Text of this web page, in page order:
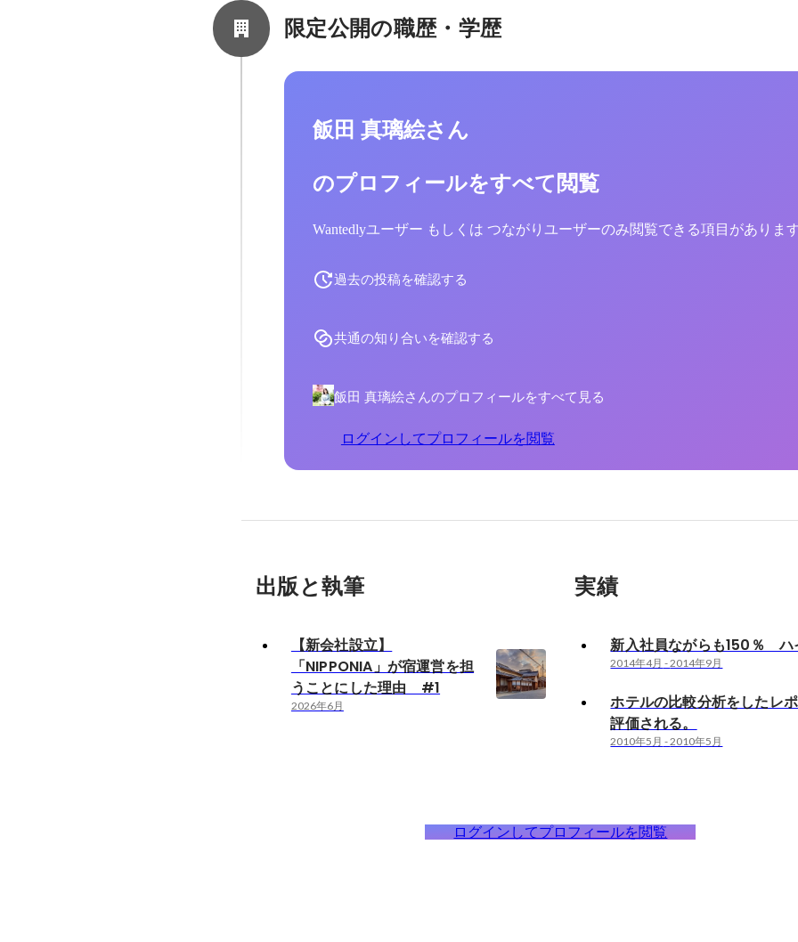
限定公開の職歴・学歴
飯田 真璃絵さん
のプロフィールをすべて閲覧
Wantedlyユーザー もしくは つながりユーザーのみ閲覧できる項目がありま
過去の投稿を確認する
共通の知り合いを確認する
飯田 真璃絵さんのプロフィールをすべて見る
ログインしてプロフィールを閲覧
出版と執筆
【新会社設立】
「NIPPONIA」が宿運営を担
うことにした理由 #1
2026年6月
実績
新入社員ながらも150％ ハ
2014年4月 -2014年9月
ホテルの比較分析をしたレ
評価される。
2010年5月 -2010年5月
ログインしてプロフィールを閲覧